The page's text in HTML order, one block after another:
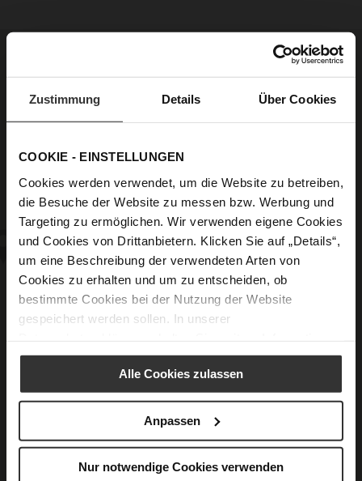
Zustimmung Details Über Cookies
COOKIE - EINSTELLUNGEN
Cookies werden verwendet, um die Website zu betreiben,
die Besuche der Website zu messen bzw. Werbung und
Targeting zu ermöglichen. Wir verwenden eigene Cookies
und Cookies von Drittanbietern. Klicken Sie auf „Details“,
um eine Beschreibung der verwendeten Arten von
Cookies zu erhalten und um zu entscheiden, ob
bestimmte Cookies bei der Nutzung der Website
gespeichert werden sollen. In unserer
Alle Cookies zulassen
Anpassen
Nur notwendige Cookies verwenden